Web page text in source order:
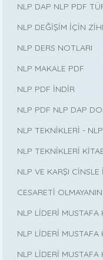
NLP DAP NLP PDF
NLP DEĞİŞİM İÇİN
NLP DERS NOTLARI
NLP MAKALE PDF
NLP PDF İNDİR
NLP PDF NLP DAP
NLP TEKNİKLERİ -
NLP TEKNİKLERİ
NLP VE KARŞI CİNSLE
CESARETİ
NLP LİDERİ
NLP LİDERİ MUSTAFA
NLP LİDERİ MUSTAFA